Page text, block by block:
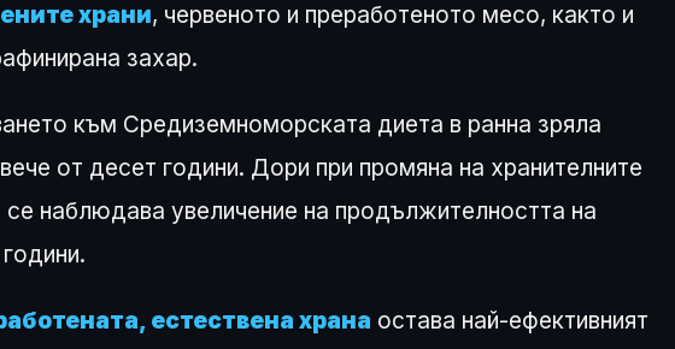
храни, червеното и преработеното месо, както и
захар.
към Средиземноморската диета в ранна зряла
от десет години. Дори при промяна на хранителните
наблюдава увеличение на продължителността на
естествена храна остава най-ефективният